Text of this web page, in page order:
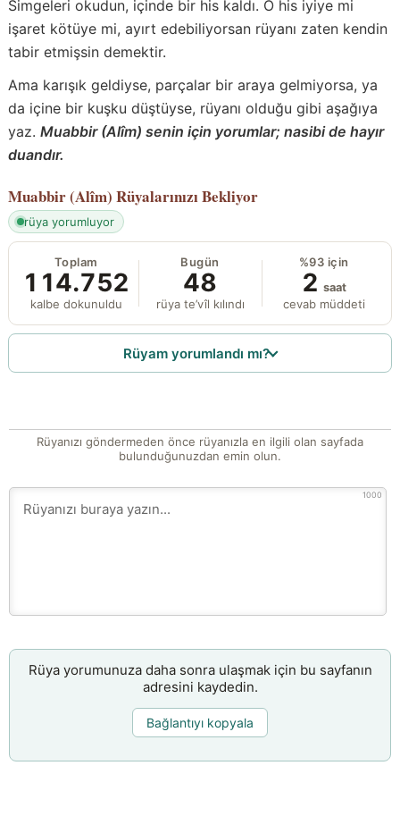
Simgeleri okudun, içinde bir his kaldı. O his iyiye mi
işaret kötüye mi, ayırt edebiliyorsan rüyanı zaten kendin
tabir etmişsin demektir.
Ama karışık geldiyse, parçalar bir araya gelmiyorsa, ya
da içine bir kuşku düştüyse, rüyanı olduğu gibi aşağıya
yaz. Muabbir (Alîm) senin için yorumlar; nasibi de hayır
duandır.
Muabbir (Alîm) Rüyalarınızı Bekliyor
rüya yorumluyor
Toplam
114.752
kalbe dokunuldu
Bugün
48
rüya te’vîl kılındı
%93 için
2 saat
cevab müddeti
Rüyam yorumlandı mı?
Rüyanızı göndermeden önce rüyanızla en ilgili olan sayfada
bulunduğunuzdan emin olun.
1000
Rüya yorumunuza daha sonra ulaşmak için bu sayfanın
adresini kaydedin.
Bağlantıyı kopyala